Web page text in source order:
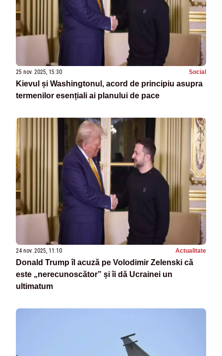
25 nov. 2025, 15:30 Social
Kievul și Washingtonul, acord de principiu asupra
termenilor esențiali ai planului de pace
24 nov. 2025, 11:10 Actualitate
Donald Trump îl acuză pe Volodimir Zelenski că
este „nerecunoscător” și îi dă Ucrainei un
ultimatum